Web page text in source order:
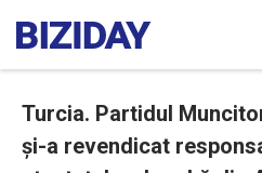
Turcia. Partidul
și-a revendicat